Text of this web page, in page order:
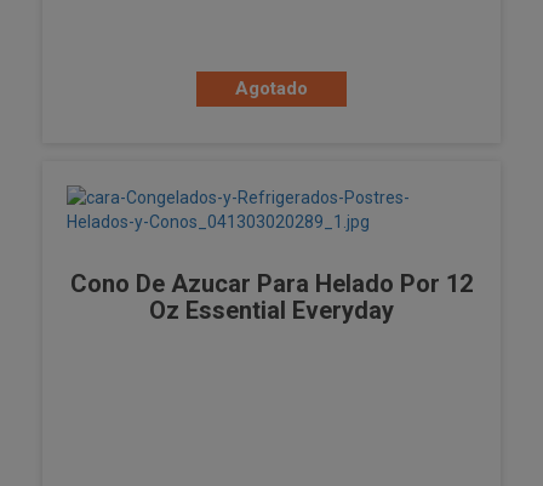
Agotado
Cono De Azucar Para Helado Por 12
Oz Essential Everyday